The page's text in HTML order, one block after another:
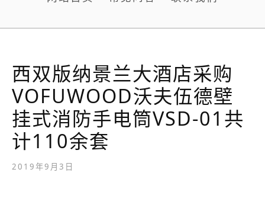
西双版纳景兰大酒店采购
VOFUWOOD沃夫伍德壁
挂式消防手电筒VSD-01共
计110余套
2019年9月3日